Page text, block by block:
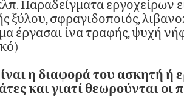
Παραδείγματα εργοχείρων
ξύλου, σφραγιδοποιός,
έργασαι ίνα τραφής, ψυχή
η διαφορά του ασκητή ή
και γιατί θεωρούνται οι